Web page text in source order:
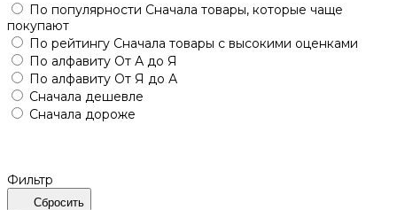
По популярности Сначала товары, которые чаще
покупают
По рейтингу Сначала товары с высокими оценками
По алфавиту От А до Я
По алфавиту От Я до А
Сначала дешевле
Сначала дороже
Фильтр
Сбросить